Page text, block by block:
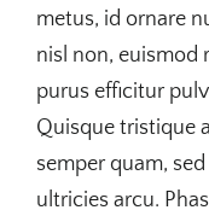
metus, id ornare
nisl non, euismod
purus efficitur
Quisque tristique
semper quam,
ultricies arcu.